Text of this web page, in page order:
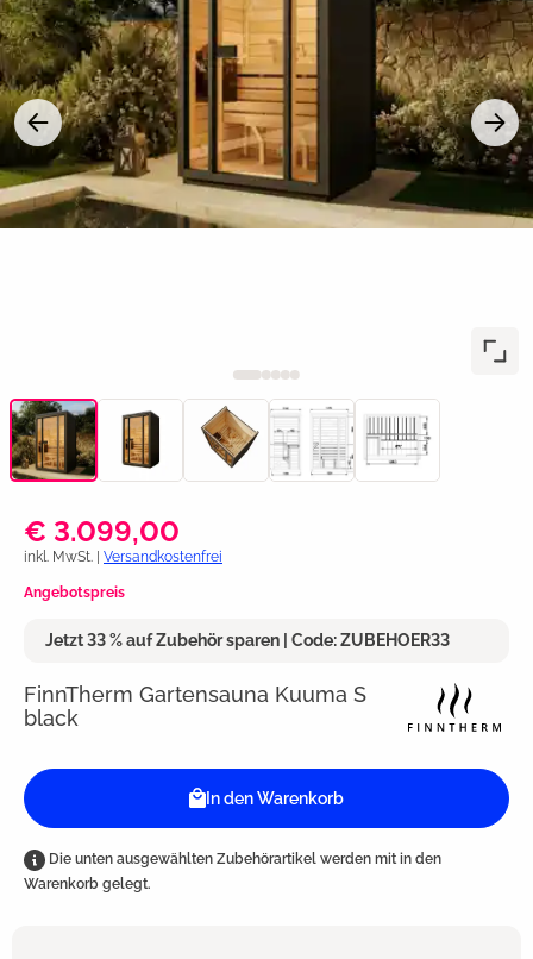
€ 3.099,00
inkl. MwSt. | Versandkostenfrei
Angebotspreis
Jetzt 33 % auf Zubehör sparen | Code: ZUBEHOER33
FinnTherm Gartensauna Kuuma S
black
In den Warenkorb
Die unten ausgewählten Zubehörartikel werden mit in den
Warenkorb gelegt.